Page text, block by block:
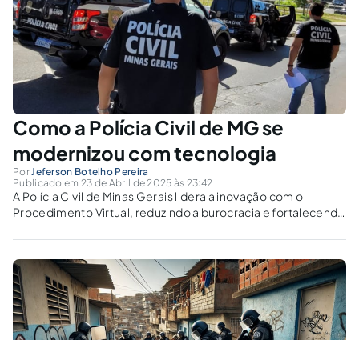
Como a Polícia Civil de MG se
modernizou com tecnologia
PorJeferson Botelho Pereira
Publicado em 23 de Abril de 2025 às 23:42
A Polícia Civil de Minas Gerais lidera a inovação com o
Procedimento Virtual, reduzindo a burocracia e fortalecendo
legalidade e economia?